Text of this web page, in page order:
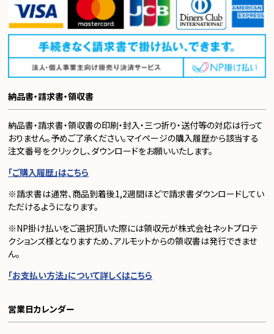
納品書・請求書・領収書
納品書・請求書・領収書の印刷・封入・三つ折り・送付等の対応は行って
おりません。予めご了承ください。マイページの購入履歴から該当する
注文番号をクリックし、ダウンロードをお願いいたします。
「ご購入履歴」はこちら
※請求書は通常、商品到着後1,2週間ほどで請求書ダウンロードしてい
ただけるようになります。
※NP掛け払いをご選択頂いた際には領収元が株式会社ネットプロテ
クションズ様となりますため、アルモットからの領収書は発行できませ
ん。
「お支払い方法」について詳しくはこちら
営業日カレンダー